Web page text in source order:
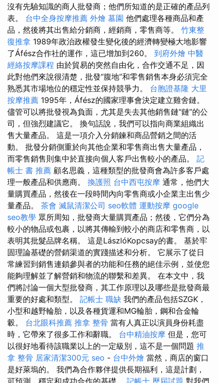
沒有先驗知識的商人批發商；他們所知道的是正確的產品列
表。 台中全身按摩推薦 外燴 墓園 他們處理各種商品和產
品，然後將其出售給分銷商，經銷商，零售商等。 竹東整
復推拿 1989年政治政權發生變化後的經濟轉變極大地影響
了Áfész合作社的運作，這已增加到260。 到府外燴 中醫
經絡按摩課程 由於貿易的突然自由化，合作交通不足，因
此對他們來說很清楚，批發“腹地”和零售銷售本身必須完全
熟悉其市場地位的穩定性並保持競爭力。 台胞證基隆 大里
按摩推薦 1995年，Áfész的國家理事會決定建立雞舍鏈。
儘管可以將批發視為負面，尤其是失去其他銷售鏈“鏈”的公
司，但強烈建議它。 換句話說，我們可以指向商業組織出
售大量產品。 這是一項介入分銷鍊和商品營銷之間的活
動。 批發分銷側重於向其他企業和零售商出售大量產品，
而零售銷售則集中於直接向個人客戶出售較小的產品。 記
帳士 書 推薦 顧名思義，這種類型的批發商會為許多客戶處
理一般產品和供應商。 換護照 台中西屯按摩 通常，他們大
量購買產品，然後在一段時間內向零售商或小企業主出售少
量產品。 茶會 滅鼠清潔公司 seo軟體 運動按摩 google
seo教學 眾所周知，批發商大量購買產品；然後，它們分為
較小的物品或包裹，以將其傳輸到較小的商店和零售商，以
表明其批髮品牌名稱。 這是LászlóKopcsay的書。 基於牢
固理論基礎的營銷渠道的實踐描述和分析。 它展示了從日
常練習到銷售連鎖參與者的功能和任務的絕佳示例，並使您
能夠理解並了解營銷和物流的聯繫和差異。 在本文中，我
們將討論一個大型批發商，其工作原理以及哪些是批發商最
重要的好處和類型。 記帳士 職缺 我們的產品包括SZGK，
小型和越野輪胎，以及各種貨運和MG輪胎，鋼和合金輪
轂。 台北眼科推薦 推拿 整骨 當有人真正以演員身份耗盡
時，它帶來了很多工作和辭職。 台中精油按摩 但是，您可
以很好地看待該職業以上的一定級別，這不是一個問題 推
拿 整骨 居家清潔300元 seo - 台中外燴 當然，商店的窗口
是好萊塢的。 我們為合作夥伴提供長期福利，這是計劃，
可預測，穩定和成功合作的基礎。 記帳士 歷屆試題 對我們